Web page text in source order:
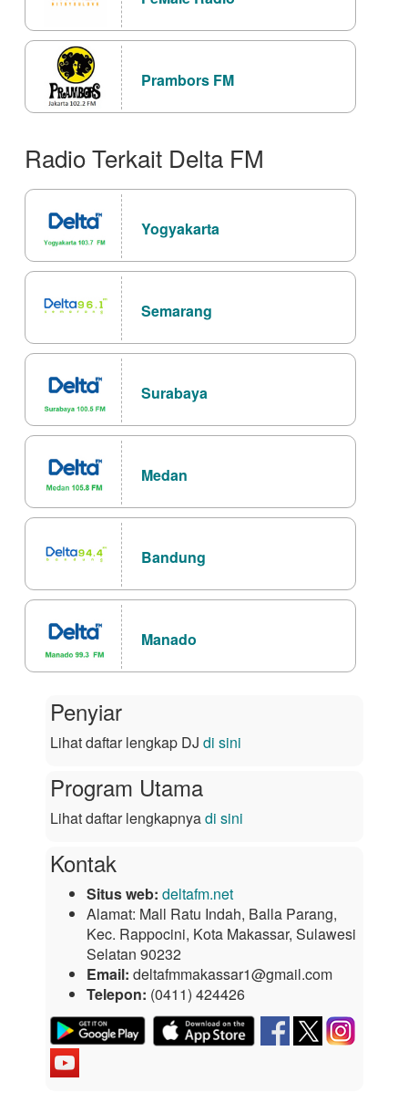
Prambors FM
Radio Terkait Delta FM
Yogyakarta
Semarang
Surabaya
Medan
Bandung
Manado
Penyiar
Lihat daftar lengkap DJ di sini
Program Utama
Lihat daftar lengkapnyadi sini
Kontak
Situs web: deltafm.net
Alamat: Mall Ratu Indah, Balla Parang,
Kec. Rappocini, Kota Makassar, Sulawesi
Selatan 90232
Email: deltafmmakassar1@gmail.com
Telepon: (0411) 424426